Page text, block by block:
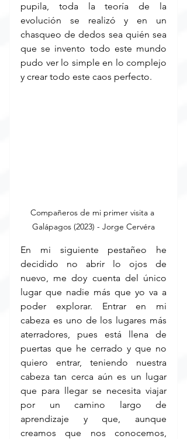
pupila, toda la teoría de la
evolución se realizó y en un
chasqueo de dedos sea quién sea
que se invento todo este mundo
pudo ver lo simple en lo complejo
y crear todo este caos perfecto.
Compañeros de mi primer visita a
Galápagos (2023) - Jorge Cervéra
En mi siguiente pestañeo he
decidido no abrir lo ojos de
nuevo, me doy cuenta del único
lugar que nadie más que yo va a
poder explorar. Entrar en mi
cabeza es uno de los lugares más
aterradores, pues está llena de
puertas que he cerrado y que no
quiero entrar, teniendo nuestra
cabeza tan cerca aún es un lugar
que para llegar se necesita viajar
por un camino largo de
aprendizaje y que, aunque
creamos que nos conocemos,